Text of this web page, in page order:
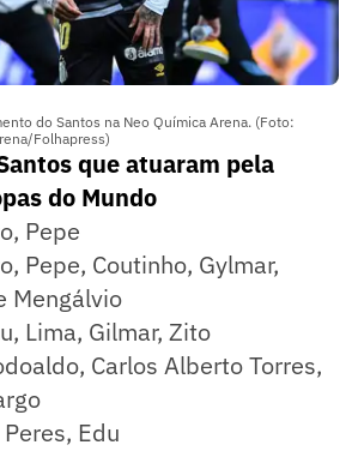
do Santos na Neo Química Arena. (Foto:
Folhapress)
que atuaram pela
do Mundo
Pepe
Pepe, Coutinho, Gylmar,
Mengálvio
Lima, Gilmar, Zito
Carlos Alberto Torres,
Edu